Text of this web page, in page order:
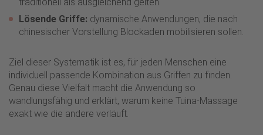
Lösende Griffe: dynamische Anwendungen, die nach
chinesischer Vorstellung Blockaden mobilisieren sollen.
Ziel dieser Systematik ist es, für jeden Menschen eine
individuell passende Kombination aus Griffen zu finden.
Genau diese Vielfalt macht die Anwendung so
wandlungsfähig und erklärt, warum keine Tuina-Massage
exakt wie die andere verläuft.